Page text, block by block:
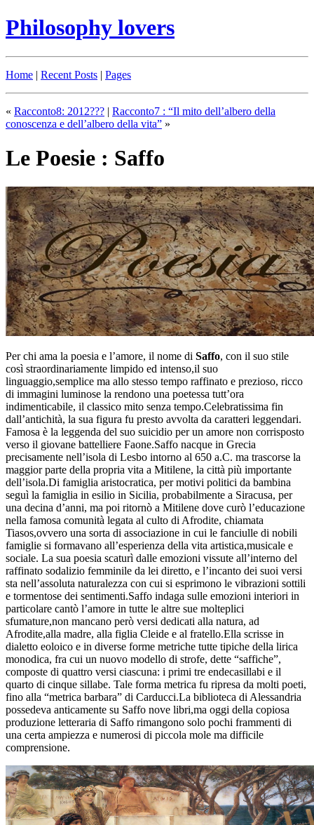
Philosophy lovers
Home | Recent Posts | Pages
« Racconto8: 2012??? | Racconto7 : “Il mito dell’albero della
conoscenza e dell’albero della vita” »
Le Poesie : Saffo
Per chi ama la poesia e l’amore, il nome di Saffo, con il suo stile
così straordinariamente limpido ed intenso,il suo
linguaggio,semplice ma allo stesso tempo raffinato e prezioso, ricco
di immagini luminose la rendono una poetessa tutt’ora
indimenticabile, il classico mito senza tempo.Celebratissima fin
dall’antichità, la sua figura fu presto avvolta da caratteri leggendari.
Famosa è la leggenda del suo suicidio per un amore non corrisposto
verso il giovane battelliere Faone.Saffo nacque in Grecia
precisamente nell’isola di Lesbo intorno al 650 a.C. ma trascorse la
maggior parte della propria vita a Mitilene, la città più importante
dell’isola.Di famiglia aristocratica, per motivi politici da bambina
seguì la famiglia in esilio in Sicilia, probabilmente a Siracusa, per
una decina d’anni, ma poi ritornò a Mitilene dove curò l’educazione
nella famosa comunità legata al culto di Afrodite, chiamata
Tiasos,ovvero una sorta di associazione in cui le fanciulle di nobili
famiglie si formavano all’esperienza della vita artistica,musicale e
sociale. La sua poesia scaturì dalle emozioni vissute all’interno del
raffinato sodalizio femminile da lei diretto, e l’incanto dei suoi versi
sta nell’assoluta naturalezza con cui si esprimono le vibrazioni sottili
e tormentose dei sentimenti.Saffo indaga sulle emozioni interiori in
particolare cantò l’amore in tutte le altre sue molteplici
sfumature,non mancano però versi dedicati alla natura, ad
Afrodite,alla madre, alla figlia Cleide e al fratello.Ella scrisse in
dialetto eoloico e in diverse forme metriche tutte tipiche della lirica
monodica, fra cui un nuovo modello di strofe, dette “saffiche”,
composte di quattro versi ciascuna: i primi tre endecasillabi e il
quarto di cinque sillabe. Tale forma metrica fu ripresa da molti poeti,
fino alla “metrica barbara” di Carducci.La biblioteca di Alessandria
possedeva anticamente su Saffo nove libri,ma oggi della copiosa
produzione letteraria di Saffo rimangono solo pochi frammenti di
una certa ampiezza e numerosi di piccola mole ma difficile
comprensione.